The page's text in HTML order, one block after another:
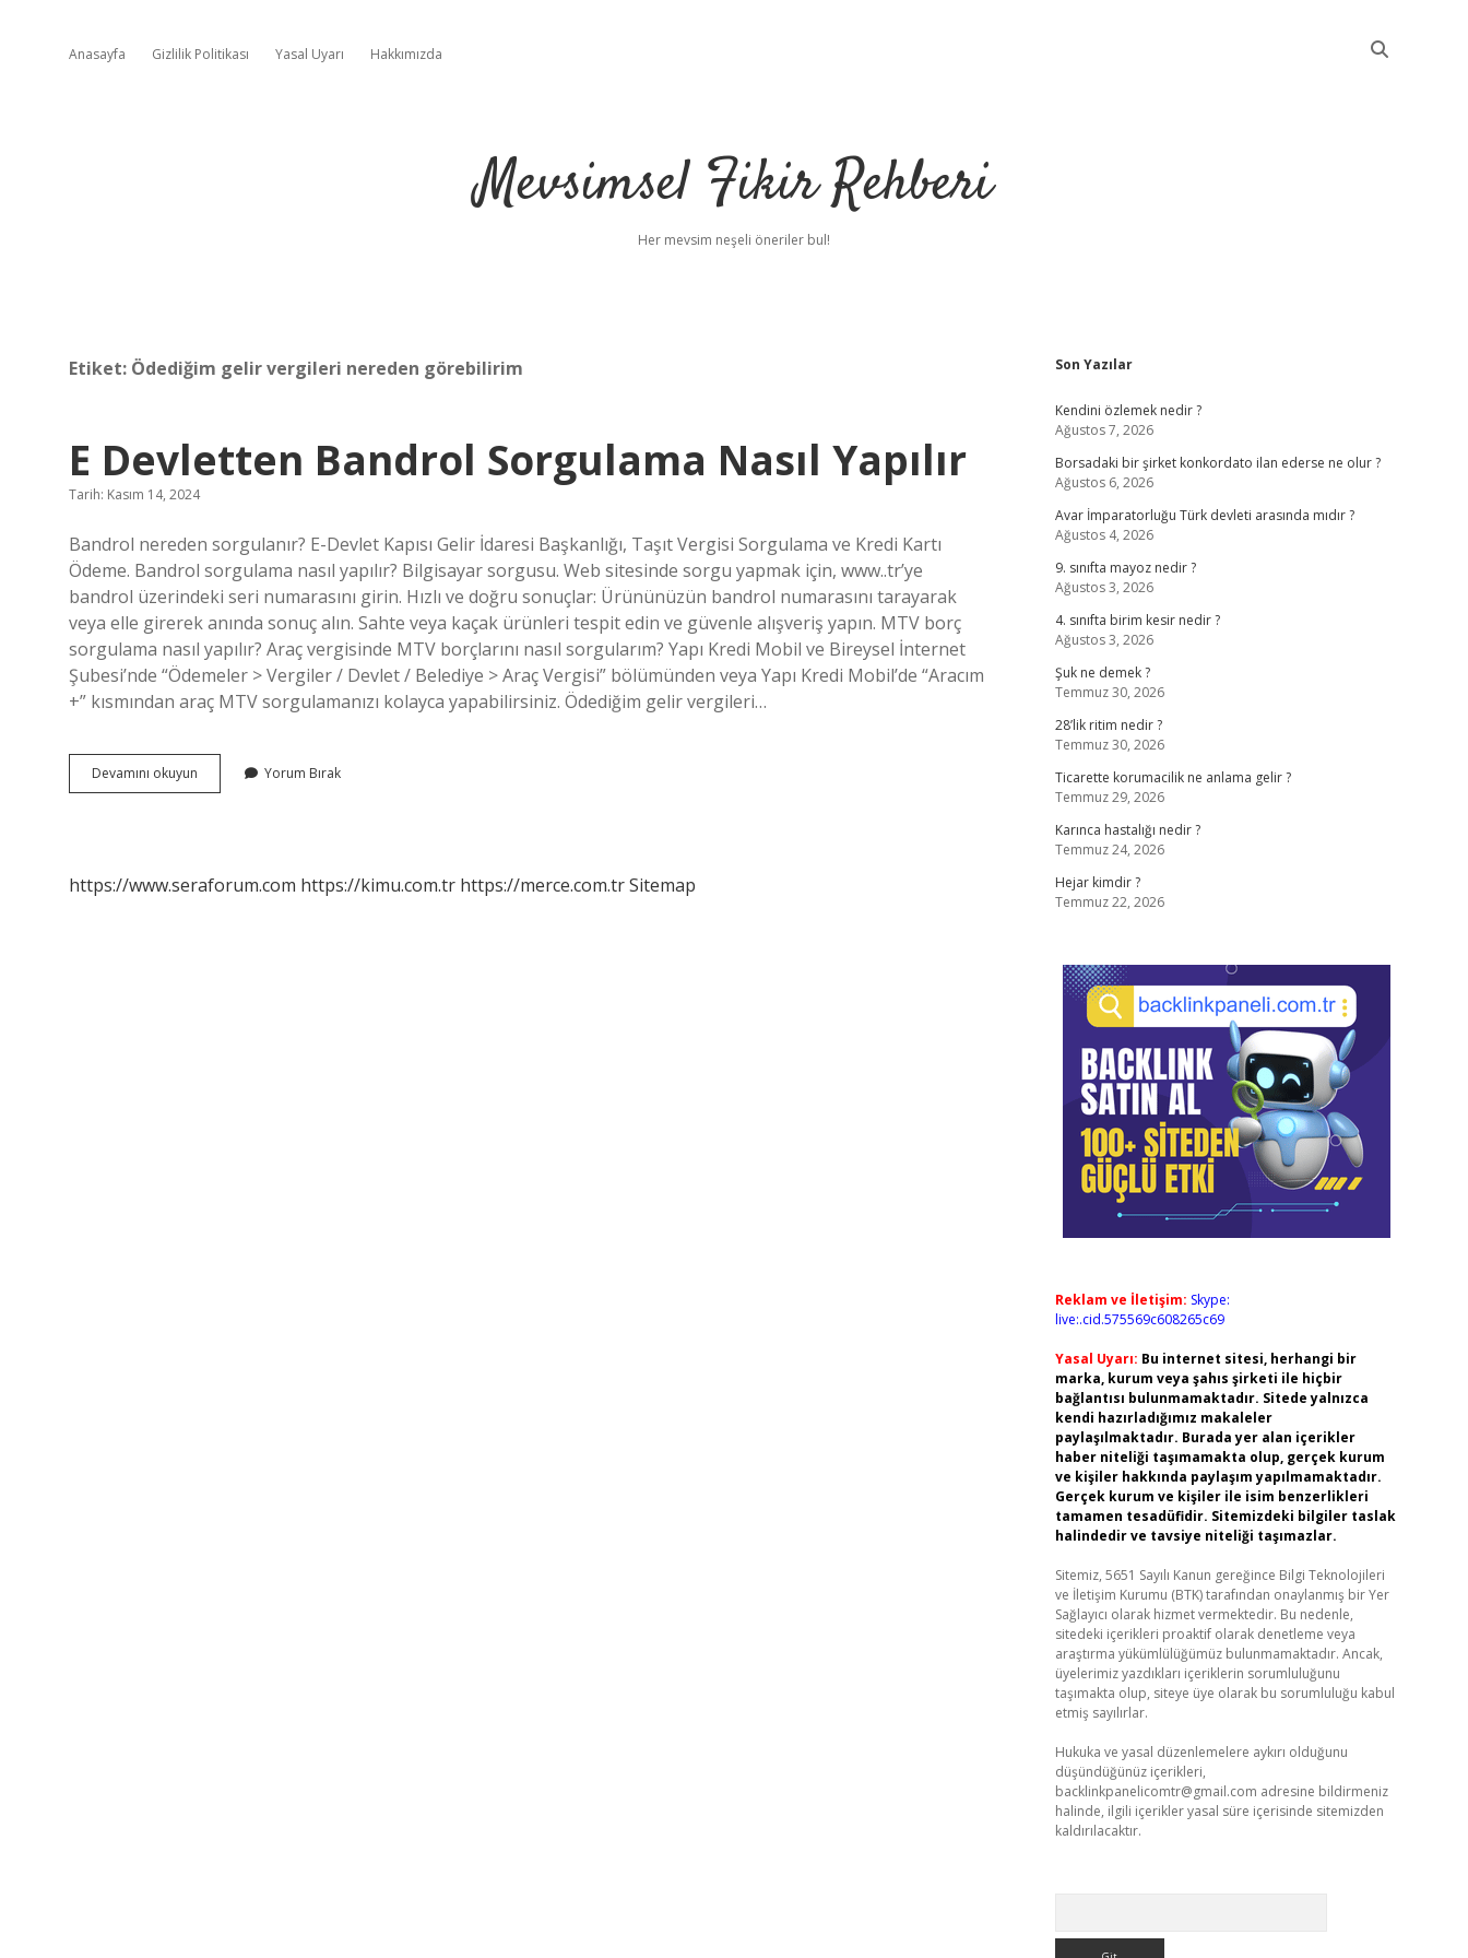
Anasayfa Gizlilik Politikası Yasal Uyarı Hakkımızda
Mevsimsel Fikir Rehberi
Her mevsim neşeli öneriler bul!
Etiket: Ödediğim gelir vergileri nereden görebilirim
E Devletten Bandrol Sorgulama Nasıl Yapılır
Tarih: Kasım 14, 2024
Bandrol nereden sorgulanır? E-Devlet Kapısı Gelir İdaresi Başkanlığı, Taşıt Vergisi Sorgulama ve Kredi Kartı
Ödeme. Bandrol sorgulama nasıl yapılır? Bilgisayar sorgusu. Web sitesinde sorgu yapmak için, www..tr’ye
bandrol üzerindeki seri numarasını girin. Hızlı ve doğru sonuçlar: Ürününüzün bandrol numarasını tarayarak
veya elle girerek anında sonuç alın. Sahte veya kaçak ürünleri tespit edin ve güvenle alışveriş yapın. MTV borç
sorgulama nasıl yapılır? Araç vergisinde MTV borçlarını nasıl sorgularım? Yapı Kredi Mobil ve Bireysel İnternet
Şubesi’nde “Ödemeler > Vergiler / Devlet / Belediye > Araç Vergisi” bölümünden veya Yapı Kredi Mobil’de “Aracım
+” kısmından araç MTV sorgulamanızı kolayca yapabilirsiniz. Ödediğim gelir vergileri…
Devamını okuyun
Devletten
Yorum Bırak
https://www.seraforum.com https://kimu.com.tr https://merce.com.trSitemap
Sidebar
Son Yazılar
Kendini özlemek nedir ?
Ağustos 7, 2026
Borsadaki bir şirket konkordato ilan ederse ne olur ?
Ağustos 6, 2026
Avar İmparatorluğu Türk devleti arasında mıdır ?
Ağustos 4, 2026
9. sınıfta mayoz nedir ?
Ağustos 3, 2026
4. sınıfta birim kesir nedir ?
Ağustos 3, 2026
Şuk ne demek ?
Temmuz 30, 2026
28’lik ritim nedir ?
Temmuz 30, 2026
Ticarette korumacilik ne anlama gelir ?
Temmuz 29, 2026
Karınca hastalığı nedir ?
Temmuz 24, 2026
Hejar kimdir ?
Temmuz 22, 2026
Reklam ve İletişim: Skype:
live:.cid.575569c608265c69
Yasal Uyarı: Bu internet sitesi, herhangi bir
marka, kurum veya şahıs şirketi ile hiçbir
bağlantısı bulunmamaktadır. Sitede yalnızca
kendi hazırladığımız makaleler
paylaşılmaktadır. Burada yer alan içerikler
haber niteliği taşımamakta olup, gerçek kurum
ve kişiler hakkında paylaşım yapılmamaktadır.
Gerçek kurum ve kişiler ile isim benzerlikleri
tamamen tesadüfidir. Sitemizdeki bilgiler taslak
halindedir ve tavsiye niteliği taşımazlar.
Sitemiz, 5651 Sayılı Kanun gereğince Bilgi Teknolojileri
ve İletişim Kurumu (BTK) tarafından onaylanmış bir Yer
Sağlayıcı olarak hizmet vermektedir. Bu nedenle,
sitedeki içerikleri proaktif olarak denetleme veya
araştırma yükümlülüğümüz bulunmamaktadır. Ancak,
üyelerimiz yazdıkları içeriklerin sorumluluğunu
taşımakta olup, siteye üye olarak bu sorumluluğu kabul
etmiş sayılırlar.
Hukuka ve yasal düzenlemelere aykırı olduğunu
düşündüğünüz içerikleri,
backlinkpanelicomtr@gmail.com adresine bildirmeniz
halinde, ilgili içerikler yasal süre içerisinde sitemizden
kaldırılacaktır.